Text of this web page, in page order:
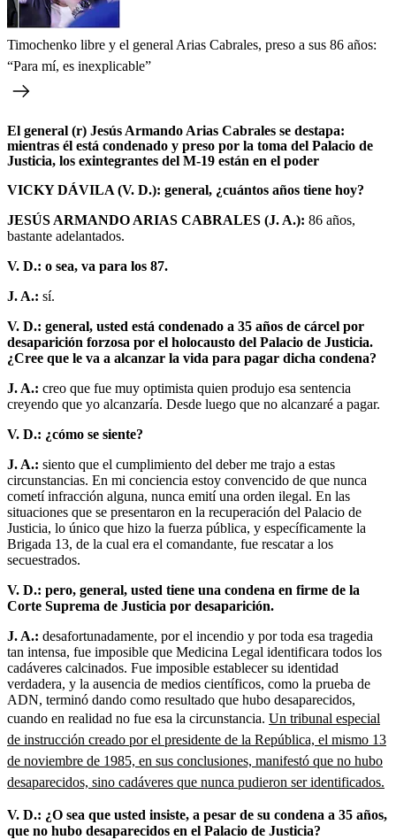
Timochenko libre y el general Arias Cabrales, preso a sus 86 años:
“Para mí, es inexplicable”
El general (r) Jesús Armando Arias Cabrales se destapa:
mientras él está condenado y preso por la toma del Palacio de
Justicia, los exintegrantes del M-19 están en el poder
VICKY DÁVILA (V. D.): general, ¿cuántos años tiene hoy?
JESÚS ARMANDO ARIAS CABRALES (J. A.): 86 años,
bastante adelantados.
V. D.: o sea, va para los 87.
J. A.: sí.
V. D.: general, usted está condenado a 35 años de cárcel por
desaparición forzosa por el holocausto del Palacio de Justicia.
¿Cree que le va a alcanzar la vida para pagar dicha condena?
J. A.: creo que fue muy optimista quien produjo esa sentencia
creyendo que yo alcanzaría. Desde luego que no alcanzaré a pagar.
V. D.: ¿cómo se siente?
J. A.: siento que el cumplimiento del deber me trajo a estas
circunstancias. En mi conciencia estoy convencido de que nunca
cometí infracción alguna, nunca emití una orden ilegal. En las
situaciones que se presentaron en la recuperación del Palacio de
Justicia, lo único que hizo la fuerza pública, y específicamente la
Brigada 13, de la cual era el comandante, fue rescatar a los
secuestrados.
V. D.: pero, general, usted tiene una condena en firme de la
Corte Suprema de Justicia por desaparición.
J. A.: desafortunadamente, por el incendio y por toda esa tragedia
tan intensa, fue imposible que Medicina Legal identificara todos los
cadáveres calcinados. Fue imposible establecer su identidad
verdadera, y la ausencia de medios científicos, como la prueba de
ADN, terminó dando como resultado que hubo desaparecidos,
cuando en realidad no fue esa la circunstancia. Un tribunal especial
de instrucción creado por el presidente de la República, el mismo 13
de noviembre de 1985, en sus conclusiones, manifestó que no hubo
desaparecidos, sino cadáveres que nunca pudieron ser identificados.
V. D.: ¿O sea que usted insiste, a pesar de su condena a 35 años,
que no hubo desaparecidos en el Palacio de Justicia?